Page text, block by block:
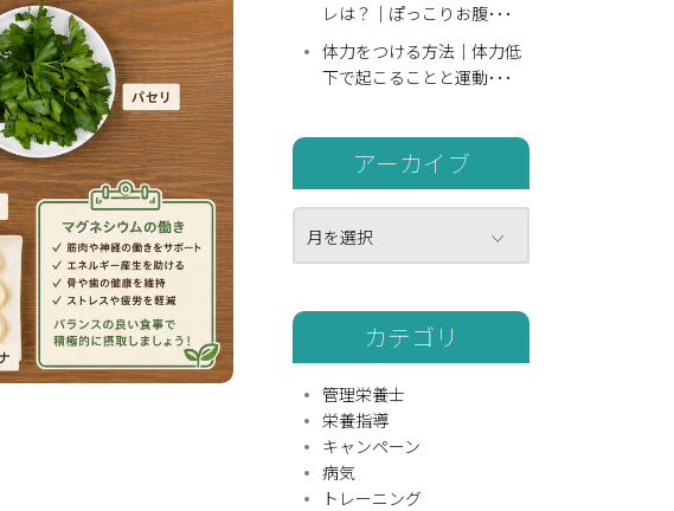
レは？｜ぽっこりお腹･･･
体力をつける方法｜体力低
下で起こることと運動･･･
アーカイブ
月を選択
カテゴリ
管理栄養士
栄養指導
キャンペーン
病気
トレーニング